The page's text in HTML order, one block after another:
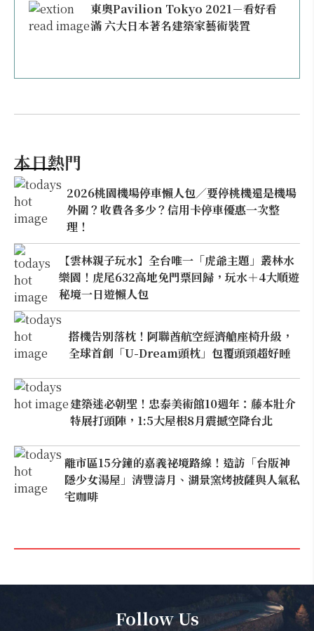
東奧Pavilion Tokyo 2021－看好看
滿 六大日本著名建築家藝術裝置
本日熱門
2026桃園機場停車懶人包／要停桃機還是機場
外圍？收費各多少？信用卡停車優惠一次整
理！
【雲林親子玩水】全台唯一「虎爺主題」叢林水
樂園！虎尾632高地免門票回歸，玩水＋4大順遊
秘境一日遊懶人包
搭機告別落枕！阿聯酋航空經濟艙座椅升級，
全球首創「U-Dream頭枕」包覆頭頸超好睡
建築迷必朝聖！忠泰美術館10週年：藤本壯介
特展打頭陣，1:5大屋根8月震撼空降台北
離市區15分鐘的嘉義祕境路線！造訪「台版神
隱少女湯屋」清豐濤月、湖景窯烤披薩與人氣私
宅咖啡
Follow Us